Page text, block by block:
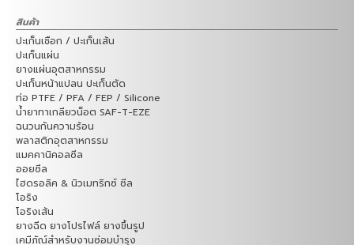
สินค้า
ปะเก็นเชือก / ปะเก็นเส้น
ปะเก็นแผ่น
ยางแผ่นอุตสาหกรรม
ปะเก็นหน้าแปลน ปะเก็นตัด
ท่อ PTFE / PFA / FEP / Silicone
น้ำยาทาเกลียวน็อต SAF-T-EZE
ฉนวนกันความร้อน
พลาสติกอุตสาหกรรม
แมคคานิคอลซีล
ออยซีล
ไฮดรอลิค & นิวเมทริกซ์ ซีล
โอริง
โอริงเส้น
ยางฉีด ยางโปรไฟล์ ยางขึ้นรูป
เคมีภัณ์สำหรับงานซ่อมบำรุง